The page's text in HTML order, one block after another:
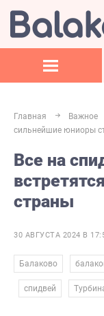
Главная Важное
сильнейшие юниоры
Все на
страны
30 АВГУСТА 2024 В
Балаково
спидвей